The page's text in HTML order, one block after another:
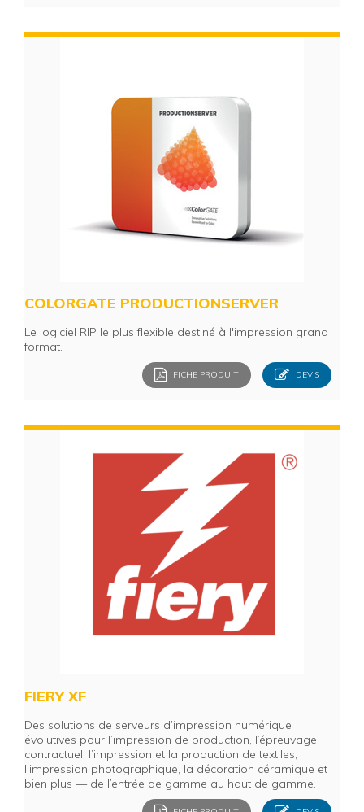
COLORGATE PRODUCTIONSERVER
Le logiciel RIP le plus flexible destiné à l'impression grand
format.
FICHE PRODUIT DEVIS
FIERY XF
Des solutions de serveurs d’impression numérique
évolutives pour l’impression de production, l’épreuvage
contractuel, l’impression et la production de textiles,
l’impression photographique, la décoration céramique et
bien plus — de l’entrée de gamme au haut de gamme.